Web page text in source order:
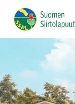
Siirry
sivun
Suomen